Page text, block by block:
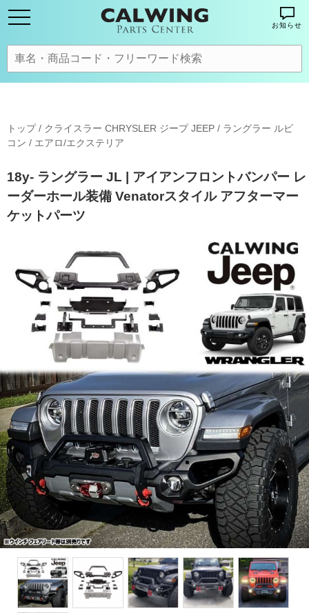
お知らせ
トップ/ クライスラー CHRYSLER ジープ JEEP / ラングラー ルビ
コン / エアロ/エクステリア
18y- ラングラー JL | アイアンフロントバンパー レ
ーダーホール装備 Venatorスタイル アフターマー
ケットパーツ